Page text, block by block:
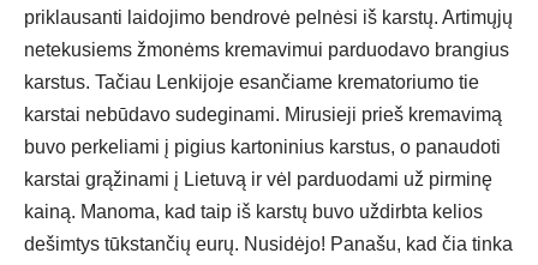
priklausanti laidojimo bendrovė pelnėsi iš karstų. Artimųjų
netekusiems žmonėms kremavimui parduodavo brangius
karstus. Tačiau Lenkijoje esančiame krematoriumo tie
karstai nebūdavo sudeginami. Mirusieji prieš kremavimą
buvo perkeliami į pigius kartoninius karstus, o panaudoti
karstai grąžinami į Lietuvą ir vėl parduodami už pirminę
kainą. Manoma, kad taip iš karstų buvo uždirbta kelios
dešimtys tūkstančių eurų. Nusidėjo! Panašu, kad čia tinka